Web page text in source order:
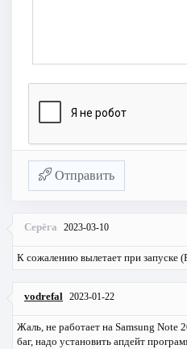
Отправить
Серёга 2023-03-10
К сожалению вылетает при запуске
vodrefal 2023-01-22
Жаль, не работает на Samsung Note
баг, надо установить апдейт